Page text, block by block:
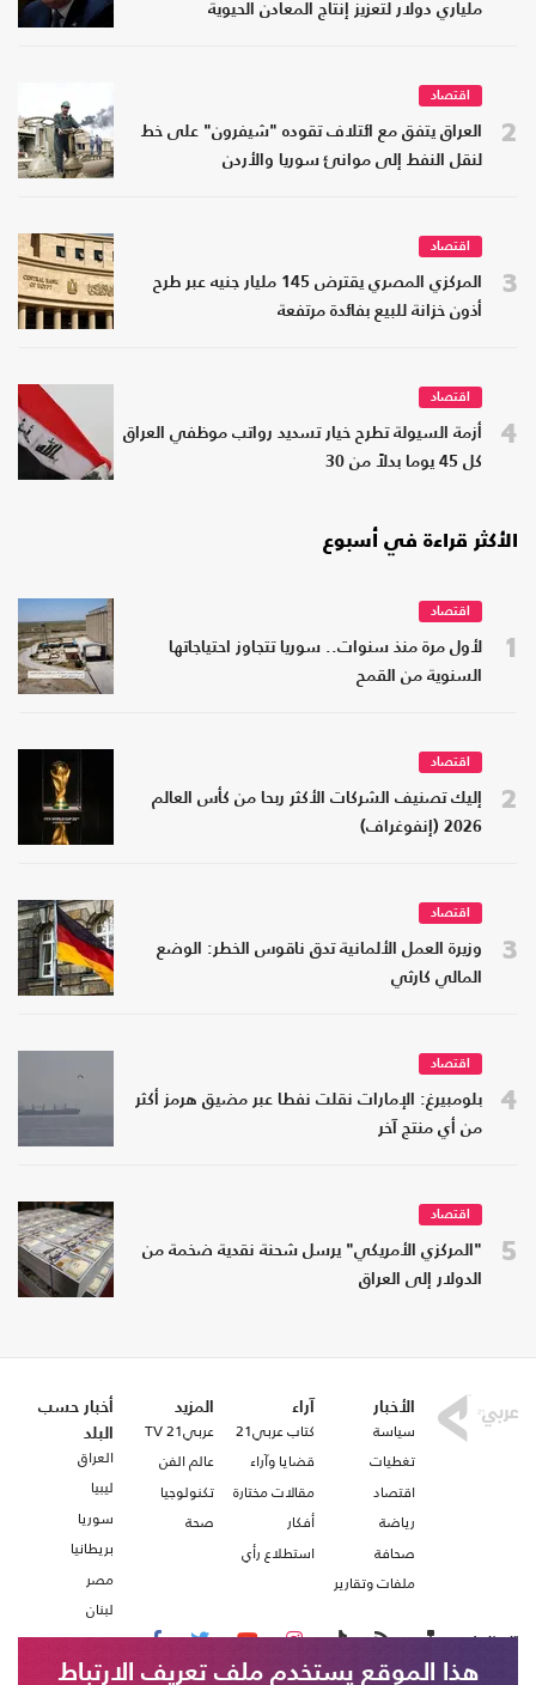
ملياري دولار لتعزيز إنتاج المعادن الحيوية
2
اقتصاد
العراق يتفق مع ائتلاف تقوده "شيفرون" على خط
لنقل النفط إلى موانئ سوريا والأردن
3
اقتصاد
المركزي المصري يقترض 145 مليار جنيه عبر طرح
أذون خزانة للبيع بفائدة مرتفعة
4
اقتصاد
أزمة السيولة تطرح خيار تسديد رواتب موظفي العراق
كل 45 يوما بدلاً من 30
الأكثر قراءة في أسبوع
1
اقتصاد
لأول مرة منذ سنوات.. سوريا تتجاوز احتياجاتها
السنوية من القمح
2
اقتصاد
إليك تصنيف الشركات الأكثر ربحا من كأس العالم
2026 (إنفوغراف)
3
اقتصاد
وزيرة العمل الألمانية تدق ناقوس الخطر: الوضع
المالي كارثي
4
اقتصاد
بلومبيرغ: الإمارات نقلت نفطا عبر مضيق هرمز أكثر
من أي منتج آخر
5
اقتصاد
"المركزي الأمريكي" يرسل شحنة نقدية ضخمة من
الدولار إلى العراق
الأخبار
سياسة
تغطيات
اقتصاد
رياضة
صحافة
ملفات وتقارير
آراء
كتاب عربي21
قضايا وآراء
مقالات مختارة
أفكار
استطلاع رأي
المزيد
عربي21 TV
عالم الفن
تكنولوجيا
صحة
أخبار حسب
البلد
العراق
ليبيا
سوريا
بريطانيا
مصر
لبنان
تابعنا على
هذا الموقع يستخدم ملف تعريف الارتباط